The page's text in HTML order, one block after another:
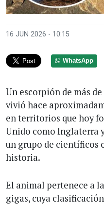
16 JUN 2026 - 10:15
WhatsApp
Un escorpión de más
vivió hace
en territorios que hoy
Unido como Inglaterra
un grupo de científicos
historia.
El animal pertenece a
gigas, cuya